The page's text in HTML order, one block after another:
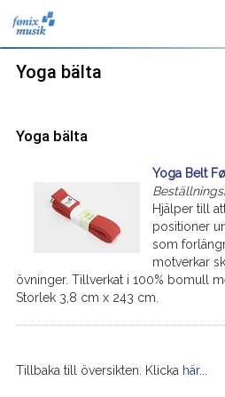
Yoga bälta
Yoga bälta
Yoga Belt
Hjälper till
positioner
som
motverkar
övninger. Tillverkat i 100% bomull
Storlek 3,8 cm x 243 cm.
Tillbaka till översikten. Klicka här...